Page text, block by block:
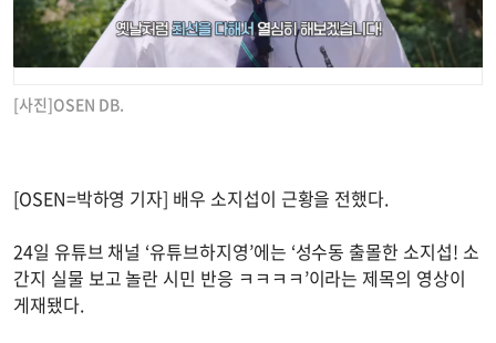
[사진]OSEN DB.
[OSEN=박하영 기자] 배우 소지섭이 근황을 전했다.
24일 유튜브 채널 ‘유튜브하지영’에는 ‘성수동 출몰한 소지섭! 소
간지 실물 보고 놀란 시민 반응 ㅋㅋㅋㅋ’이라는 제목의 영상이
게재됐다.